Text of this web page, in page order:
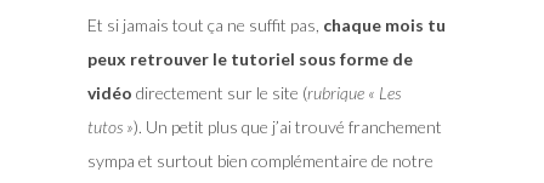
Et si jamais tout ça ne suffit pas, chaque mois tu
peux retrouver le tutoriel sous forme de
vidéo directement sur le site (rubrique « Les
tutos »). Un petit plus que j’ai trouvé franchement
sympa et surtout bien complémentaire de notre